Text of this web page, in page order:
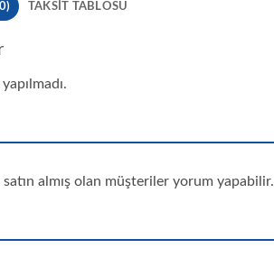
TAKSIT TABLOSU
almış olan müşteriler yorum yapabilir.